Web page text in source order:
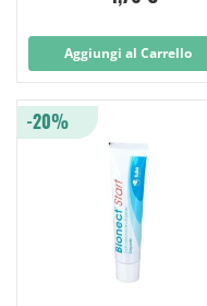
Aggiungi al Carrello
-20%